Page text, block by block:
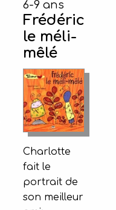
6-9 ans
Frédéric
le méli-
mêlé
Charlotte
fait le
portrait de
son meilleur